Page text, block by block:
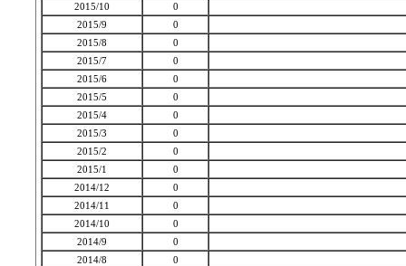
2015/10
0
2015/9
0
2015/8
0
2015/7
0
2015/6
0
2015/5
0
2015/4
0
2015/3
0
2015/2
0
2015/1
0
2014/12
0
2014/11
0
2014/10
0
2014/9
0
2014/8
0